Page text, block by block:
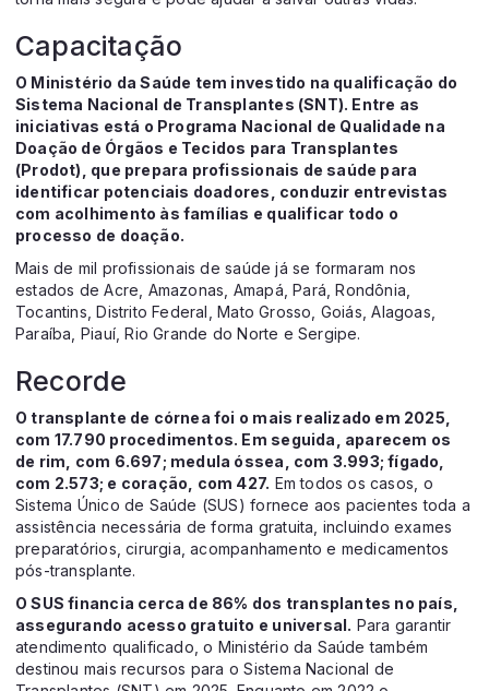
Capacitação
O Ministério da Saúde tem investido na qualificação do
Sistema Nacional de Transplantes (SNT). Entre as
iniciativas está o Programa Nacional de Qualidade na
Doação de Órgãos e Tecidos para Transplantes
(Prodot), que prepara profissionais de saúde para
identificar potenciais doadores, conduzir entrevistas
com acolhimento às famílias e qualificar todo o
processo de doação.
Mais de mil profissionais de saúde já se formaram nos
estados de Acre, Amazonas, Amapá, Pará, Rondônia,
Tocantins, Distrito Federal, Mato Grosso, Goiás, Alagoas,
Paraíba, Piauí, Rio Grande do Norte e Sergipe.
Recorde
O transplante de córnea foi o mais realizado em 2025,
com 17.790 procedimentos. Em seguida, aparecem os
de rim, com 6.697; medula óssea, com 3.993; fígado,
com 2.573; e coração, com 427. Em todos os casos, o
Sistema Único de Saúde (SUS) fornece aos pacientes toda a
assistência necessária de forma gratuita, incluindo exames
preparatórios, cirurgia, acompanhamento e medicamentos
pós-transplante.
O SUS financia cerca de 86% dos transplantes no país,
assegurando acesso gratuito e universal. Para garantir
atendimento qualificado, o Ministério da Saúde também
destinou mais recursos para o Sistema Nacional de